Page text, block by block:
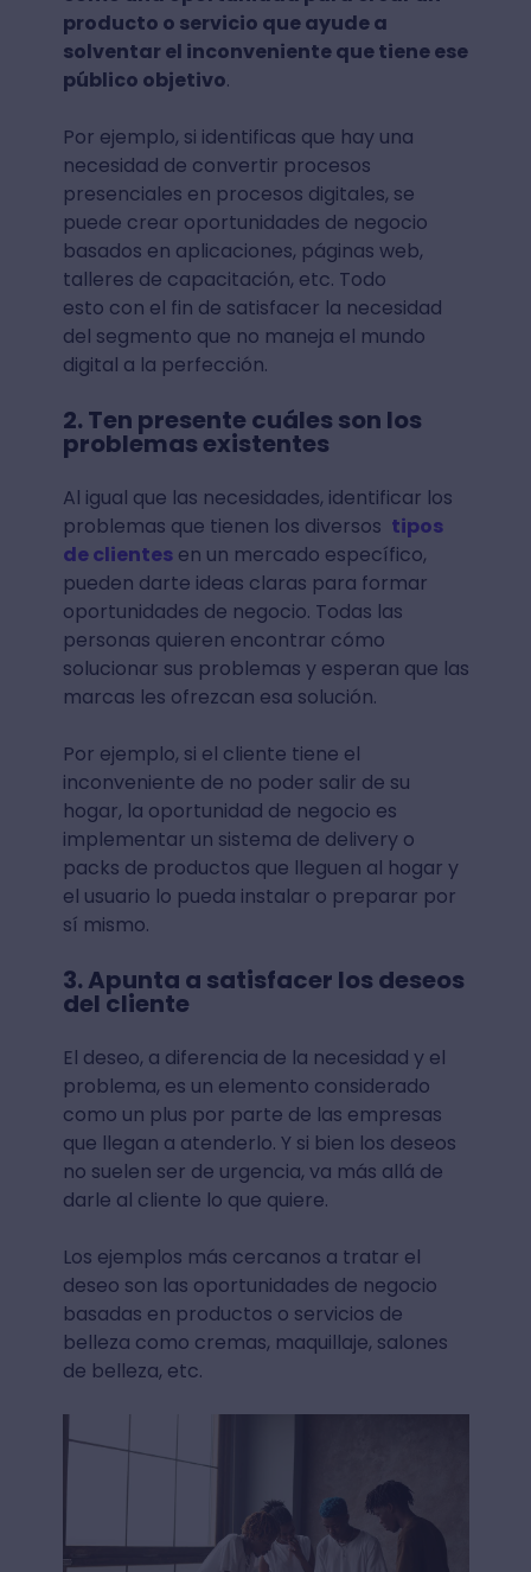
producto o servicio que ayude a
solventar el inconveniente que tiene ese
público objetivo.
Por ejemplo, si identificas que hay una
necesidad de convertir procesos
presenciales en procesos digitales, se
puede crear oportunidades de negocio
basados en aplicaciones, páginas web,
talleres de capacitación, etc. Todo
esto con el fin de satisfacer la necesidad
del segmento que no maneja el mundo
digital a la perfección.
2. Ten presente cuáles son los
problemas existentes
Al igual que las necesidades, identificar los
problemas que tienen los diversos tipos
de clientesen un mercado específico,
pueden darte ideas claras para formar
oportunidades de negocio. Todas las
personas quieren encontrar cómo
solucionar sus problemas y esperan que las
marcas les ofrezcan esa solución.
Por ejemplo, si el cliente tiene el
inconveniente de no poder salir de su
hogar, la oportunidad de negocio es
implementar un sistema de delivery o
packs de productos que lleguen al hogar y
el usuario lo pueda instalar o preparar por
sí mismo.
3. Apunta a satisfacer los deseos
del cliente
El deseo, a diferencia de la necesidad y el
problema, es un elemento considerado
como un plus por parte de las empresas
que llegan a atenderlo. Y si bien los deseos
no suelen ser de urgencia, va más allá de
darle al cliente lo que quiere.
Los ejemplos más cercanos a tratar el
deseo son las oportunidades de negocio
basadas en productos o servicios de
belleza como cremas, maquillaje, salones
de belleza, etc.